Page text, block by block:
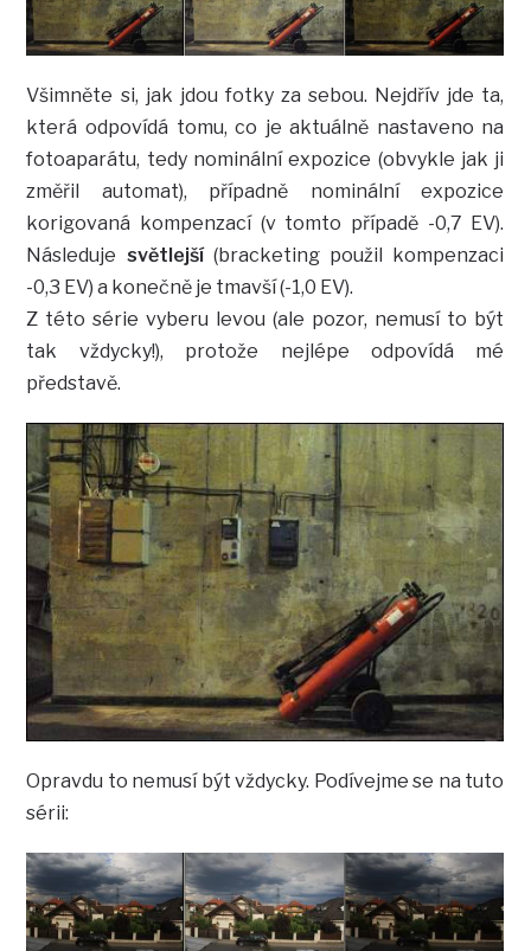
Všimněte si, jak jdou fotky za sebou. Nejdřív jde ta,
která odpovídá tomu, co je aktuálně nastaveno na
fotoaparátu, tedy nominální expozice (obvykle jak ji
změřil automat), případně nominální expozice
korigovaná kompenzací (v tomto případě -0,7 EV).
Následuje světlejší(bracketing použil kompenzaci
-0,3 EV) a konečně je tmavší (-1,0 EV).
Z této série vyberu levou (ale pozor, nemusí to být
tak vždycky!), protože nejlépe odpovídá mé
představě.
Opravdu to nemusí být vždycky. Podívejme se na tuto
sérii: